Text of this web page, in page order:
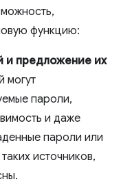
функцию:
и предложение их
могут
пароли,
и даже
пароли или
источников,